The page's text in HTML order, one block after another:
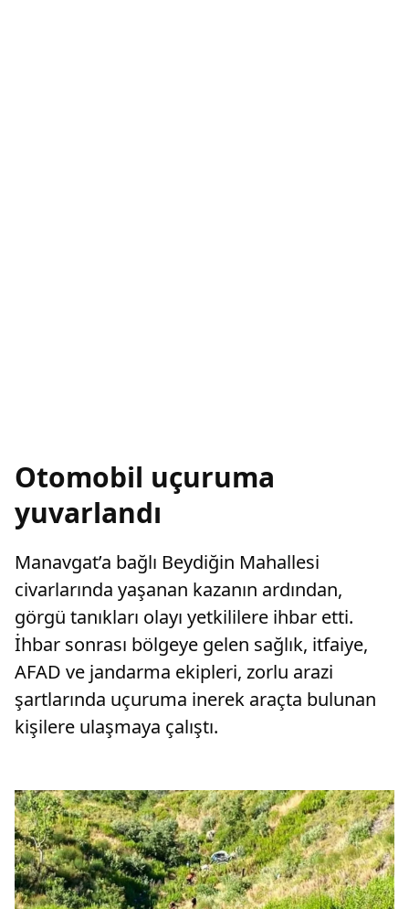
Otomobil uçuruma
yuvarlandı
Manavgat’a bağlı Beydiğin Mahallesi
civarlarında yaşanan kazanın ardından,
görgü tanıkları olayı yetkililere ihbar etti.
İhbar sonrası bölgeye gelen sağlık, itfaiye,
AFAD ve jandarma ekipleri, zorlu arazi
şartlarında uçuruma inerek araçta bulunan
kişilere ulaşmaya çalıştı.